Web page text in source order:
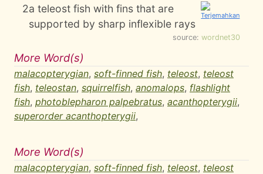
2a teleost fish with fins that are
supported by sharp inflexible rays
source: wordnet30
More Word(s)
malacopterygian, soft-finned fish, teleost, teleost
fish, teleostan, squirrelfish, anomalops, flashlight
fish, photoblepharon palpebratus, acanthopterygii,
superorder acanthopterygii,
More Word(s)
malacopterygian, soft-finned fish, teleost, teleost